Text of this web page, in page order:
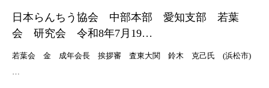
日本らんちう協会 中部本部 愛知支部 若葉
会 研究会 令和8年7月19…
若葉会 金 成年会長 挨拶審 査東大関 鈴木 克己氏 (浜松市)
…